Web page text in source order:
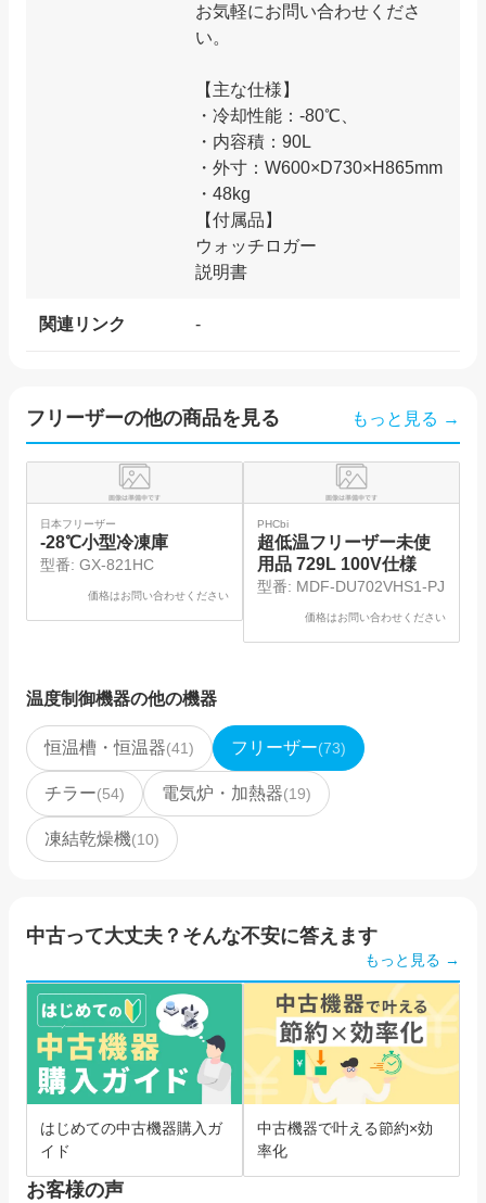
お気軽にお問い合わせくださ
い。
【主な仕様】
・冷却性能：-80℃、
・内容積：90L
・外寸：W600×D730×H865mm
・48kg
【付属品】
ウォッチロガー
関連リンク -
フリーザーの他の商品を見る もっと見る →
日本フリーザー
-28℃小型冷凍庫
型番: GX-821HC
価格はお問い合わせください
PHCbi
超低温フリーザー未使
用品 729L 100V仕様
型番: MDF-DU702VHS1-PJ
価格はお問い合わせください
温度制御機器の他の機器
恒温槽・恒温器(41) フリーザー(73)
チラー(54) 電気炉・加熱器(19)
凍結乾燥機(10)
中古って大丈夫？そんな不安に答えます
もっと見る →
はじめての中古機器購入ガ
イド
中古機器で叶える節約×効
率化
お客様の声